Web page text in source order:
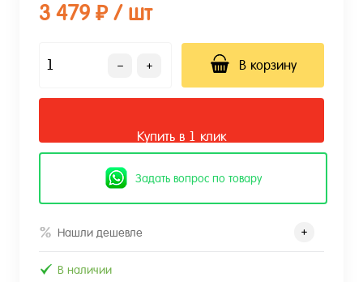
3 479 ₽ / шт
В корзину
Купить в 1 клик
Задать вопрос по товару
Нашли дешевле
В наличии